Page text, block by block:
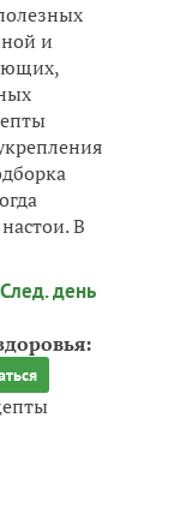
и
В
След. день